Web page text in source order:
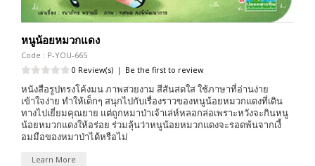
หนูน้อยหมวกแดง
Code : P-YOU-665
0 Review(s) | Be the first to review
หนังสือรูปทรงโค้งมน ภาพสวยงาม สีสันสดใส ใช้ภาษาที่อ่านง่าย
เข้าใจง่าย ทำให้เด็กๆ สนุกไปกับเรื่องราวของหนูน้อยหมวกแดงที่เดิน
ทางไปเยี่ยมคุณยาย แต่ถูกหมาป่าเจ้าเล่ห์หลอกล่อเพราะหวังจะกินหนู
น้อยหมวกแดงให้อร่อย ร่วมลุ้นว่าหนูน้อยหมวกแดงจะรอดพ้นจากเงี้
อมมือของหมาป่าได้หรือไม่
Learn More